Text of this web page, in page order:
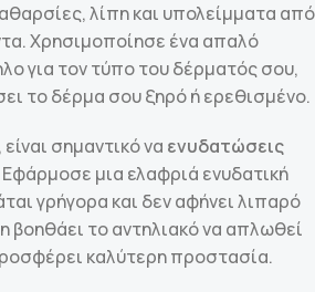
λίπη και υπολείμματα από
Χρησιμοποίησε ένα απαλό
για τον τύπο του δέρματός σου,
το δέρμα σου ξηρό ή ερεθισμένο.
σημαντικό να ενυδατώσεις
Εφάρμοσε μια ελαφριά ενυδατική
γρήγορα και δεν αφήνει λιπαρό
το αντηλιακό να απλωθεί
καλύτερη προστασία.